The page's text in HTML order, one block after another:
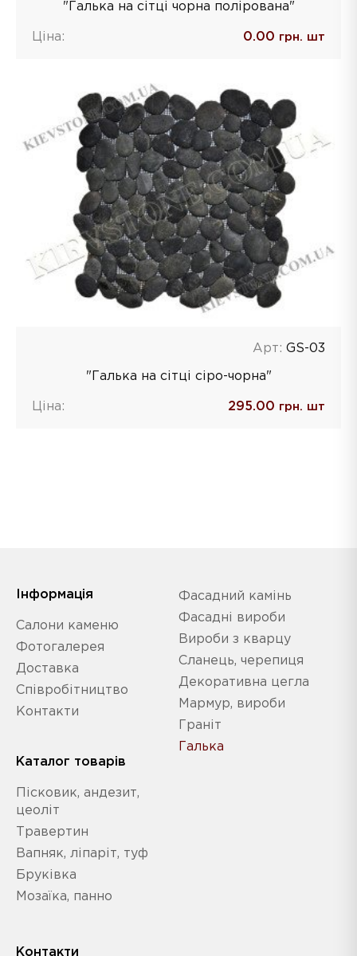
"Галька на сітці чорна полірована"
Ціна: 0.00 грн. шт
Арт: GS-03
"Галька на сітці сіро-чорна"
Ціна: 295.00 грн. шт
Iнформація
Салони каменю
Фотогалерея
Доставка
Співробітництво
Контакти
Каталог товарів
Пісковик, андезит,
цеоліт
Травертин
Вапняк, ліпаріт, туф
Бруківка
Мозаїка, панно
Фасадний камінь
Фасадні вироби
Вироби з кварцу
Сланець, черепиця
Декоративна цегла
Мармур, вироби
Граніт
Галька
Контакти